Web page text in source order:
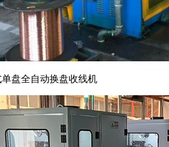
盘全自动换盘收线机